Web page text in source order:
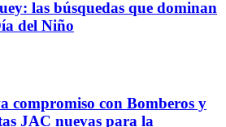
las búsquedas que dominan
del Niño
compromiso con Bomberos y
JAC nuevas para la